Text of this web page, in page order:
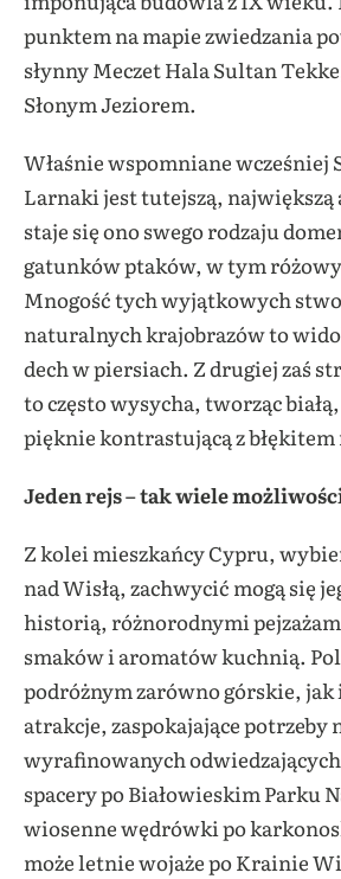
punktem na mapie zwiedzania
słynny Meczet Hala Sultan
Słonym Jeziorem.
Właśnie wspomniane wcześniej
Larnaki jest tutejszą,
staje się ono swego rodzaju
gatunków ptaków, w tym
Mnogość tych wyjątkowych
naturalnych krajobrazów to
dech w piersiach. Z drugiej zaś
to często wysycha, tworząc
pięknie kontrastującą z błękitem
Jeden rejs – tak wiele
Z kolei mieszkańcy Cypru,
nad Wisłą, zachwycić mogą się
historią, różnorodnymi
smaków i aromatów kuchnią.
podróżnym zarówno górskie,
atrakcje, zaspokajające potrzeby
wyrafinowanych
spacery po Białowieskim Parku
wiosenne wędrówki po
może letnie wojaże po Krainie